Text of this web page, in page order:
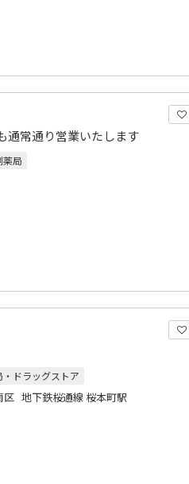
通常通り営業いたします
薬局
・ドラッグストア
区 地下鉄桜通線 桜本町駅